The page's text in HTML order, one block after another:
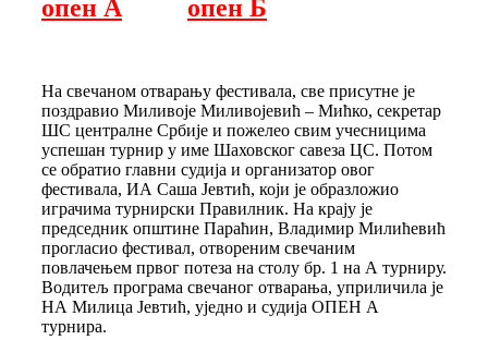
опен А опен Б
На свечаном отварању фестивала, све присутне је
поздравио Миливоје Миливојевић – Мићко, секретар
ШС централне Србије и пожелео свим учесницима
успешан турнир у име Шаховског савеза ЦС. Потом
се обратио главни судија и организатор овог
фестивала, ИА Саша Јевтић, који је образложио
играчима турнирски Правилник. На крају је
председник општине Параћин, Владимир Милићевић
прогласио фестивал, отвореним свечаним
повлачењем првог потеза на столу бр. 1 на А турниру.
Водитељ програма свечаног отварања, уприличила је
НА Милица Јевтић, уједно и судија ОПЕН А
турнира.